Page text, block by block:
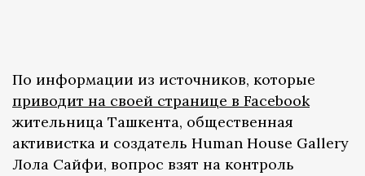
По информации из источников, которые
приводит на своей странице в Facebook
жительница Ташкента, общественная
активистка и создатель Human House Gallery
Лола Сайфи, вопрос взят на контроль